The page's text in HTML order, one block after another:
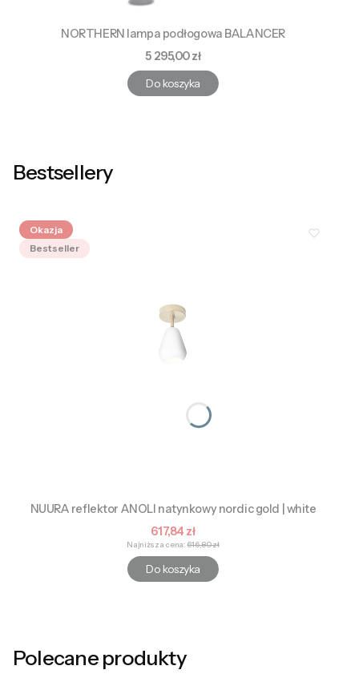
NORTHERN lampa podłogowa BALANCER
Cena
5 295,00 zł
Do koszyka
Bestsellery
Okazja
Bestseller
NUURA reflektor ANOLI natynkowy nordic gold | white
Cena promocyjna
617,84 zł
Najniższa cena: 616,80 zł
Do koszyka
Polecane produkty